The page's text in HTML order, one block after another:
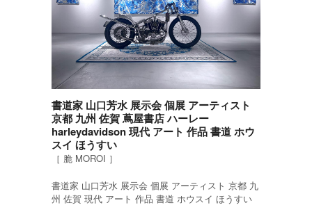
書道家 山口芳水 展示会 個展 アーティスト
京都 九州 佐賀 蔦屋書店 ハーレー
harleydavidson 現代 アート 作品 書道 ホウ
スイ ほうすい
［ 脆 MOROI ］
書道家 山口芳水 展示会 個展 アーティスト 京都 九
州 佐賀 現代 アート 作品 書道 ホウスイ ほうすい